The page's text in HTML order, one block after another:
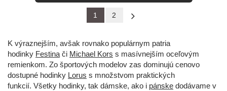
1 2 »
K výraznejším, avšak rovnako populárnym patria
hodinky Festina či Michael Kors s masívnejším oceľovým
remienkom. Zo športových modelov zas dominujú cenovo
dostupné hodinky Lorus s množstvom praktických
funkcií. Všetky hodinky, tak dámske, ako i pánske dodávame v